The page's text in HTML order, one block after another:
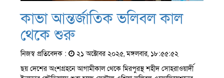
কাভা আন্তর্জাতিক ভলিবল কাল
থেকে শুরু
নিজস্ব প্রতিবেদক :
২১ অক্টোবর ২০২৫, মঙ্গলবার, ১৮:৫৫:৫২
ছয় দেশের অংশগ্রহনে আগামীকাল থেকে মিরপুরস্থ শহীদ সোহরাওয়ার্দী